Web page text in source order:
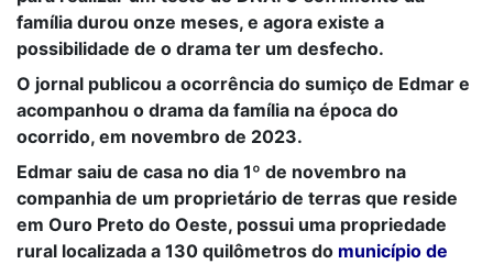
família durou onze meses, e agora existe a
possibilidade de o drama ter um desfecho.
O jornal publicou a ocorrência do sumiço de Edmar e
acompanhou o drama da família na época do
ocorrido, em novembro de 2023.
Edmar saiu de casa no dia 1º de novembro na
companhia de um proprietário de terras que reside
em Ouro Preto do Oeste, possui uma propriedade
rural localizada a 130 quilômetros do município de